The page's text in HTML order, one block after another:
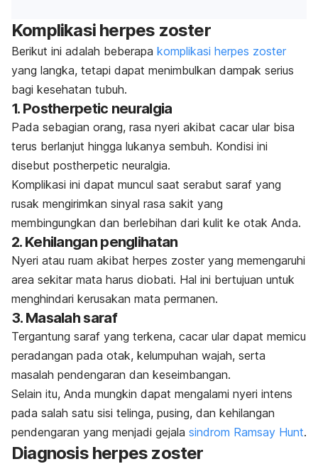
Komplikasi herpes zoster
Berikut ini adalah beberapa komplikasi herpes zoster
yang langka, tetapi dapat menimbulkan dampak serius
bagi kesehatan tubuh.
1. Postherpetic neuralgia
Pada sebagian orang, rasa nyeri akibat cacar ular bisa
terus berlanjut hingga lukanya sembuh. Kondisi ini
disebut postherpetic neuralgia.
Komplikasi ini dapat muncul saat serabut saraf yang
rusak mengirimkan sinyal rasa sakit yang
membingungkan dan berlebihan dari kulit ke otak Anda.
2. Kehilangan penglihatan
Nyeri atau ruam akibat herpes zoster yang memengaruhi
area sekitar mata harus diobati. Hal ini bertujuan untuk
menghindari kerusakan mata permanen.
3. Masalah saraf
Tergantung saraf yang terkena, cacar ular dapat memicu
peradangan pada otak, kelumpuhan wajah, serta
masalah pendengaran dan keseimbangan.
Selain itu, Anda mungkin dapat mengalami nyeri intens
pada salah satu sisi telinga, pusing, dan kehilangan
pendengaran yang menjadi gejala sindrom Ramsay Hunt.
Diagnosis herpes zoster